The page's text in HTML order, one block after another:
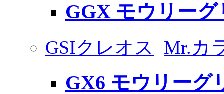
GGX モウリーグ
GSIクレオス Mr.カ
GX6 モウリーグ